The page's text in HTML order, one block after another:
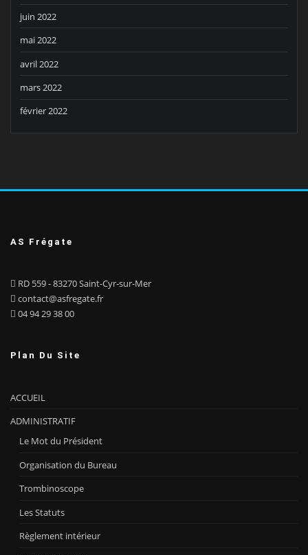
juin 2022
mai 2022
avril 2022
mars 2022
février 2022
AS Frégate
RD 559 - 83270 Saint-Cyr-sur-Mer
contact@asfregate.fr
04 94 29 38 00
Plan Du Site
ACCUEIL
ADMINISTRATIF
Le Mot du Président
Organisation du Bureau
Trombinoscope
Les Statuts
Règlement intérieur